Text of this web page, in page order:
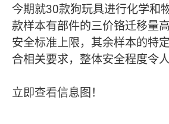
今期就30款狗玩具进行化学和
款样本有部件的三价铬迁移量
安全标准上限，其余样本的特
合相关要求，整体安全程度令人
立即查看信息图！